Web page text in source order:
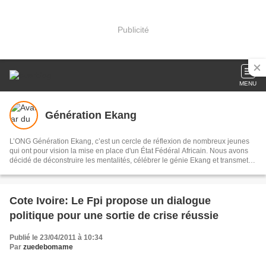
Publicité
MENU
Génération Ekang
L’ONG Génération Ekang, c’est un cercle de réflexion de nombreux jeunes
qui ont pour vision la mise en place d'un État Fédéral Africain. Nous avons
décidé de déconstruire les mentalités, célébrer le génie Ekang et transmettre
avenirs.
Cote Ivoire: Le Fpi propose un dialogue
politique pour une sortie de crise réussie
Publié le 23/04/2011 à 10:34
Par zuedebomame